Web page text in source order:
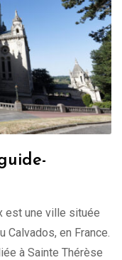
est une ville située
Calvados, en France.
à Sainte Thérèse